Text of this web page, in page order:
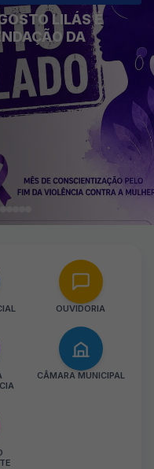
LILÁS É
DA
OUVIDORIA
CÂMARA MUNICIPAL